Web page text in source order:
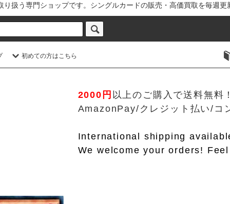
扱う専門ショップです。シングルカードの販売・高価買取を毎週更
初めての方はこちら
2000円 以上のご購入で送料無料
AmazonPay/クレジット払い/コ
International shipping
We welcome your orders!